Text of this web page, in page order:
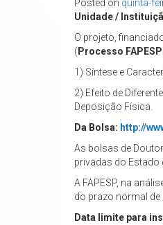
Posted on quinta-
Unidade /
O projeto,
( Processo FAPESP
1) Síntese e
2) Efeito de
Deposição Física.
Da Bolsa: http://
As bolsas de
privadas do Estado
A FAPESP, na
do prazo normal
Data limite para